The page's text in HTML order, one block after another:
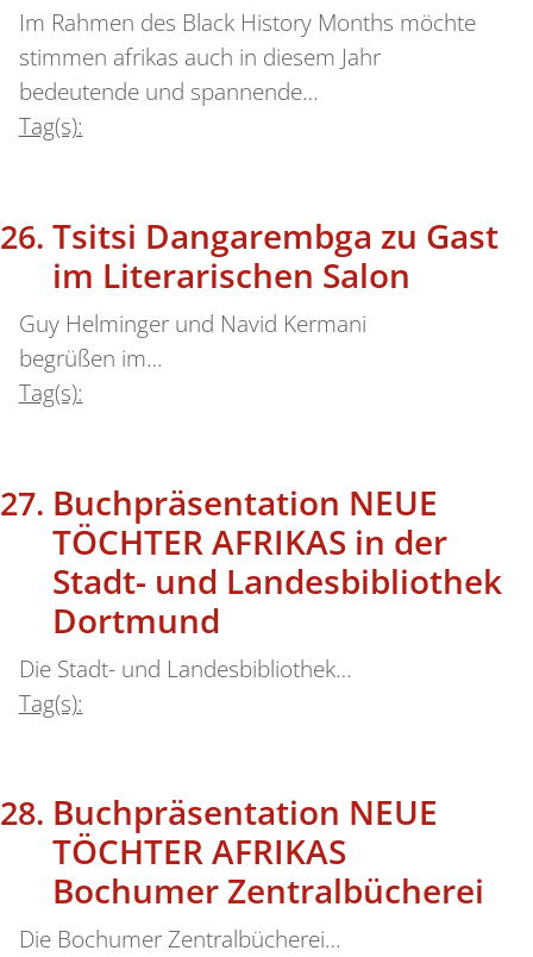
Im Rahmen des Black History Months möchte
stimmen afrikas auch in diesem Jahr
bedeutende und spannende…
Tag(s):
Tsitsi Dangarembga zu Gast
im Literarischen Salon
Guy Helminger und Navid Kermani
begrüßen im…
Tag(s):
Buchpräsentation NEUE
TÖCHTER AFRIKAS in der
Stadt- und Landesbibliothek
Dortmund
Die Stadt- und Landesbibliothek…
Tag(s):
Buchpräsentation NEUE
TÖCHTER AFRIKAS
Bochumer Zentralbücherei
Die Bochumer Zentralbücherei…